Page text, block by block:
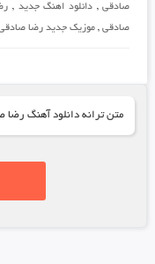
صادقی,دانلود اهنگ جدید ,
صادقی, موزیک جدید رضا
متن ترانه دانلود آهنگ رضا